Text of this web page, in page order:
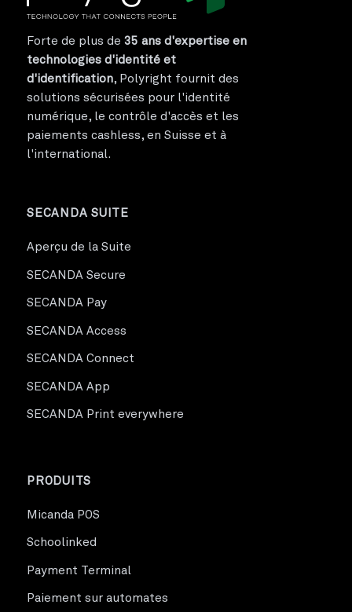
Forte de plus de 35 ans d'expertise en
technologies d'identité et
d'identification, Polyright fournit des
solutions sécurisées pour l'identité
numérique, le contrôle d'accès et les
paiements cashless, en Suisse et à
l'international.
SECANDA SUITE
Aperçu de la Suite
SECANDA Secure
SECANDA Pay
SECANDA Access
SECANDA Connect
SECANDA App
SECANDA Print everywhere
PRODUITS
Micanda POS
Schoolinked
Payment Terminal
Paiement sur automates